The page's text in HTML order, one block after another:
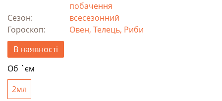
побачення
Сезон:
всесезонний
Гороскоп:
Овен, Телець, Риби
В наявності
Об `єм
2мл